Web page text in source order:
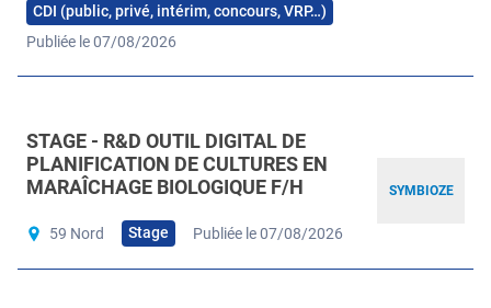
CDI (public, privé, intérim, concours, VRP…)
Publiée le 07/08/2026
SYMBIOZE
STAGE - R&D OUTIL DIGITAL DE
PLANIFICATION DE CULTURES EN
MARAÎCHAGE BIOLOGIQUE F/H
59 Nord Stage Publiée le 07/08/2026